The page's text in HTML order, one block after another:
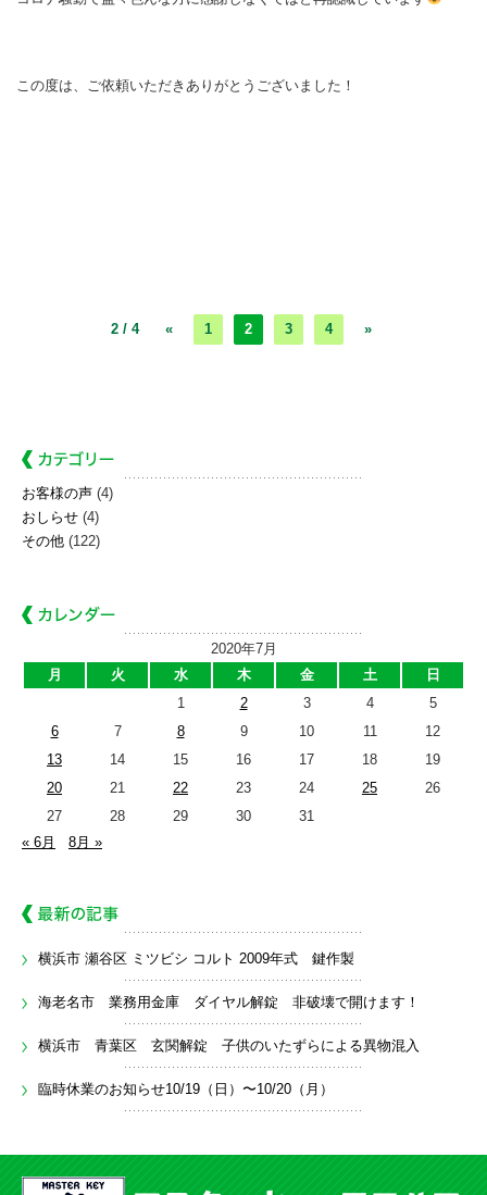
この度は、ご依頼いただきありがとうございました！
2 / 4 « 1 2 3 4 »
お客様の声 (4)
おしらせ (4)
その他 (122)
2020年7月
月
火 水 木 金 土
日
1
2 3 4
5
6
7 8 9 10 11
12
13
14 15 16 17 18
19
20
21 22 23 24 25
26
27
28 29 30
31
« 6月
8月 »
横浜市 瀬谷区 ミツビシ コルト 2009年式 鍵作製
海老名市 業務用金庫 ダイヤル解錠 非破壊で開けます！
横浜市 青葉区 玄関解錠 子供のいたずらによる異物混入
臨時休業のお知らせ10/19（日）〜10/20（月）